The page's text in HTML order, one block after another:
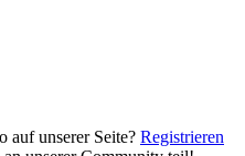
auf unserer Seite? Registrieren